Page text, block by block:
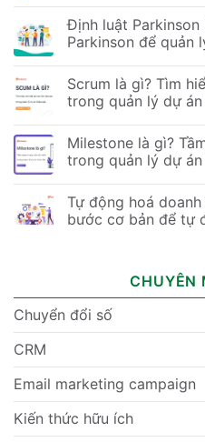
Định luật Parkinson
Parkinson để quản
Scrum là gì? Tìm
trong quản lý dự án
Milestone là gì?
trong quản lý dự án
Tự động hoá
bước cơ bản để tự
CHUYÊN
Chuyển đổi số
CRM
Email marketing campaign
Kiến thức hữu ích